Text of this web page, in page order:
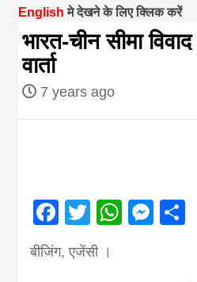
Nepal
English मे देखने के लिए क्लिक करें
भारत-चीन सीमा
वार्ता
7 years ago
Facebook
Twitter
बीजिंग, एजेंसी ।